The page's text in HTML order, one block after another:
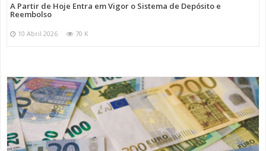
A Partir de Hoje Entra em Vigor o Sistema de Depósito e
Reembolso
10 Abril 2026 70 K